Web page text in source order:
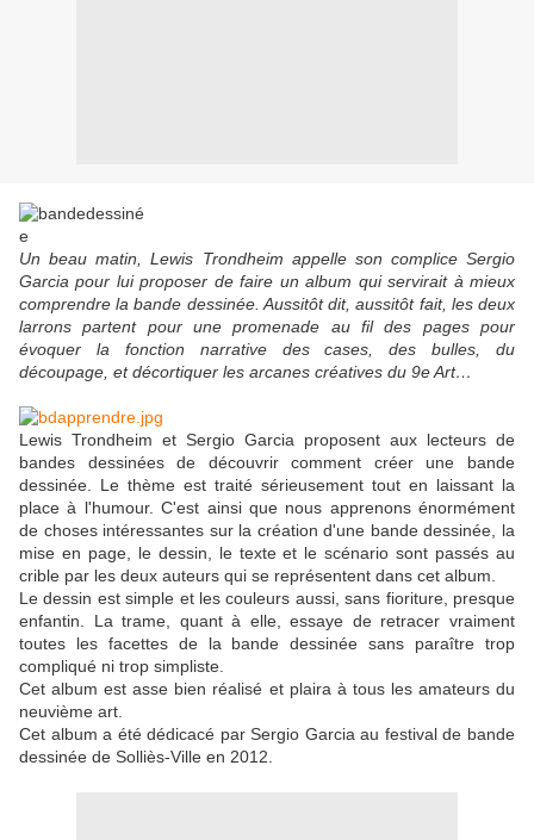
Un beau matin, Lewis Trondheim appelle son complice Sergio
Garcia pour lui proposer de faire un album qui servirait à mieux
comprendre la bande dessinée. Aussitôt dit, aussitôt fait, les deux
larrons partent pour une promenade au fil des pages pour
évoquer la fonction narrative des cases, des bulles, du
découpage, et décortiquer les arcanes créatives du 9e Art…
Lewis Trondheim et Sergio Garcia proposent aux lecteurs de
bandes dessinées de découvrir comment créer une bande
dessinée. Le thème est traité sérieusement tout en laissant la
place à l'humour. C'est ainsi que nous apprenons énormément
de choses intéressantes sur la création d'une bande dessinée, la
mise en page, le dessin, le texte et le scénario sont passés au
crible par les deux auteurs qui se représentent dans cet album.
Le dessin est simple et les couleurs aussi, sans fioriture, presque
enfantin. La trame, quant à elle, essaye de retracer vraiment
toutes les facettes de la bande dessinée sans paraître trop
compliqué ni trop simpliste.
Cet album est asse bien réalisé et plaira à tous les amateurs du
neuvième art.
Cet album a été dédicacé par Sergio Garcia au festival de bande
dessinée de Solliès-Ville en 2012.